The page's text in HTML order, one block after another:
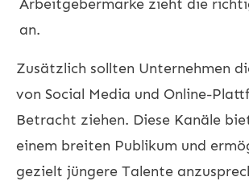
Arbeitgebermarke zieht die
an.
Zusätzlich sollten Unternehmen
von Social Media und Online-
Betracht ziehen. Diese Kanäle
einem breiten Publikum und
gezielt jüngere Talente